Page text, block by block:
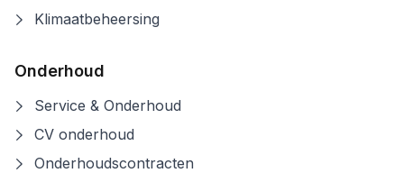
Klimaatbeheersing
Onderhoud
Service & Onderhoud
CV onderhoud
Onderhoudscontracten